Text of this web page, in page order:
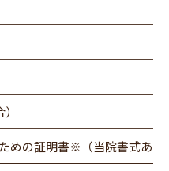
めの証明書※（当院書式あり